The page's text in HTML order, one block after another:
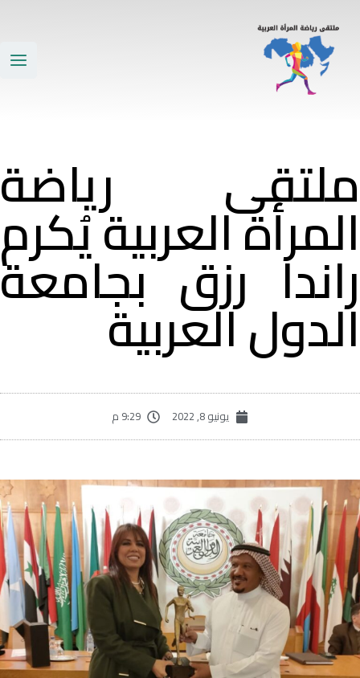
رياضة
العربية يُكرم
رزق بجامعة
العربية
يونيو 8, 2022 9:29 م